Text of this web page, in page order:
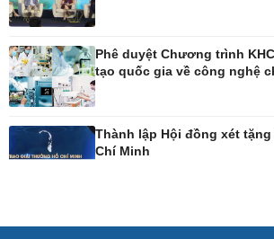
Đời sống
Nhà đẹp
Tình yêu - Gia đình
Blog
Văn hóa
Âm nhạc
Phê duyệt Chương trình
tạo quốc gia về công nghệ
Thành lập Hội đồng xét
Chí Minh